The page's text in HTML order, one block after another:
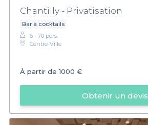
Chantilly - Privatisation
Bar à cocktails
6 - 70 pers.
Centre-Ville
À partir de1000 €
Obtenir un devis